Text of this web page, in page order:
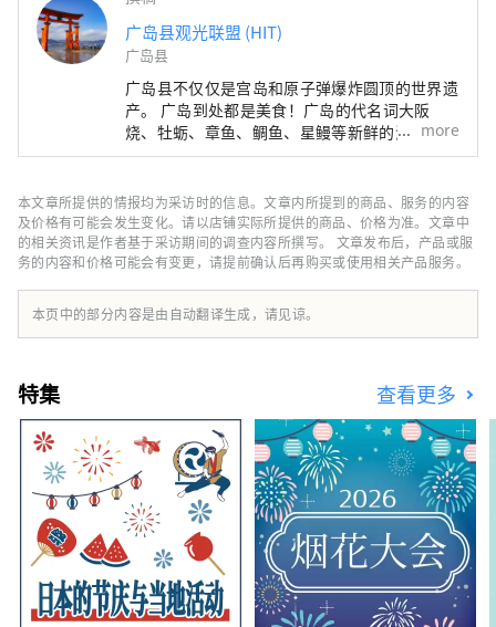
广岛县观光联盟 (HIT)
广岛县
广岛县不仅仅是宫岛和原子弹爆炸圆顶的世界遗
产。 广岛到处都是美食！广岛的代名词大阪
烧、牡蛎、章鱼、鲷鱼、星鳗等新鲜的海鲜、现
在全国流行的尾道拉面、肉质高的广岛牛肉、手
国。・葡萄等丰富的食物资源是广岛特有的。还
举办许多该地区特有的活动，例如海祭、神乐和
插秧等。在 Shimanami Kaido 骑自行车、徒步
旅行、滑雪和单板滑雪会让您保持活力。 被登
录为世界遗产的宫岛和原子弹爆炸圆顶屋并不是
唯一的景点，还有很多方法可以享受它。
more
本文章所提供的情报均为采访时的信息。文章内所提到的商品、服务的内容
及价格有可能会发生变化。请以店铺实际所提供的商品、价格为准。文章中
的相关资讯是作者基于采访期间的调查内容所撰写。 文章发布后，产品或服
务的内容和价格可能会有变更，请提前确认后再购买或使用相关产品服务。
本页中的部分内容是由自动翻译生成，请见谅。
特集 查看更多